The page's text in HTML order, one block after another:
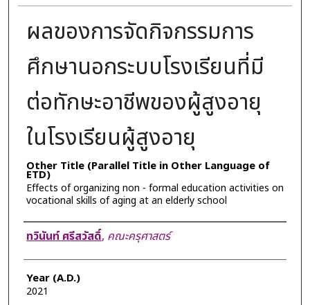
ผลของการจัดกิจกรรมการ
ศึกษานอกระบบโรงเรียนที่มี
ต่อทักษะอาชีพของผู้สูงอายุ
ในโรงเรียนผู้สูงอายุ
Other Title (Parallel Title in Other Language of
ETD)
Effects of organizing non - formal education activities on
vocational skills of aging at an elderly school
Author
ทวินันท์ ศรีสวัสดิ์, คณะครุศาสตร์
Year (A.D.)
2021